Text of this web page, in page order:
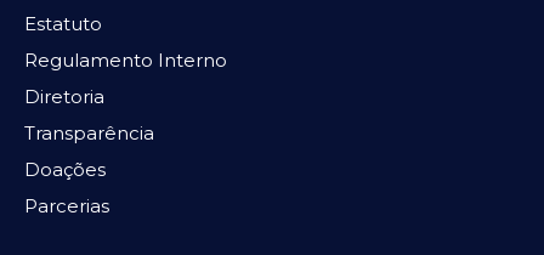
Estatuto
Regulamento Interno
Diretoria
Transparência
Doações
Parcerias